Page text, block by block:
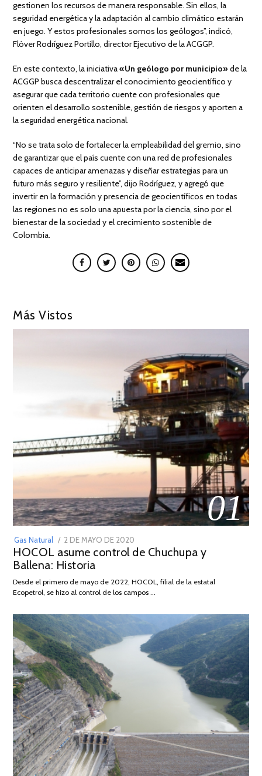
gestionen los recursos de manera responsable. Sin ellos, la
seguridad energética y la adaptación al cambio climático estarán
en juego. Y estos profesionales somos los geólogos”, indicó,
Flóver Rodríguez Portillo, director Ejecutivo de la ACGGP.
En este contexto, la iniciativa«Un geólogo por municipio» de la
ACGGP busca descentralizar el conocimiento geocientífico y
asegurar que cada territorio cuente con profesionales que
orienten el desarrollo sostenible, gestión de riesgos y aporten a
la seguridad energética nacional.
“No se trata solo de fortalecer la empleabilidad del gremio, sino
de garantizar que el país cuente con una red de profesionales
capaces de anticipar amenazas y diseñar estrategias para un
futuro más seguro y resiliente”, dijo Rodríguez, y agregó que
invertir en la formación y presencia de geocientíficos en todas
las regiones no es solo una apuesta por la ciencia, sino por el
bienestar de la sociedad y el crecimiento sostenible de
Colombia.
Más Vistos
01
Gas Natural
POSTED
ON
2 DE MAYO DE 2020
DE
2026
HOCOL asume control de Chuchupa y
Ballena: Historia
Desde el primero de mayo de 2022, HOCOL, filial de la estatal
Ecopetrol, se hizo al control de los campos …